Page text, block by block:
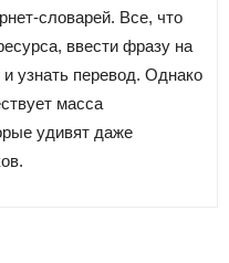
словарей. Все, что
ввести фразу на
узнать перевод. Однако
масса
удивят даже